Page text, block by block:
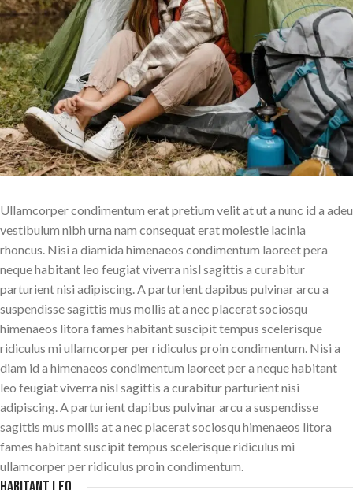
Ullamcorper condimentum erat pretium velit at ut a nunc id a adeu
vestibulum nibh urna nam consequat erat molestie lacinia
rhoncus. Nisi a diamida himenaeos condimentum laoreet pera
neque habitant leo feugiat viverra nisl sagittis a curabitur
parturient nisi adipiscing. A parturient dapibus pulvinar arcu a
suspendisse sagittis mus mollis at a nec placerat sociosqu
himenaeos litora fames habitant suscipit tempus scelerisque
ridiculus mi ullamcorper per ridiculus proin condimentum. Nisi a
diam id a himenaeos condimentum laoreet per a neque habitant
leo feugiat viverra nisl sagittis a curabitur parturient nisi
adipiscing. A parturient dapibus pulvinar arcu a suspendisse
sagittis mus mollis at a nec placerat sociosqu himenaeos litora
fames habitant suscipit tempus scelerisque ridiculus mi
ullamcorper per ridiculus proin condimentum.